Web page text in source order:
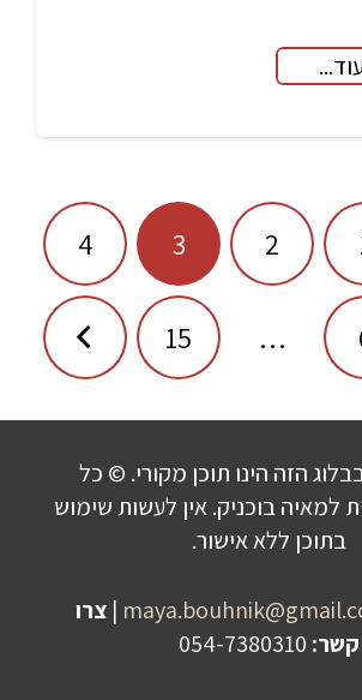
2
3
4
…
15
הזה הינו תוכן מקורי. © כל
למאיה בוכניק. אין לעשות שימוש
בתוכן ללא אישור.
| צרו
קשר: